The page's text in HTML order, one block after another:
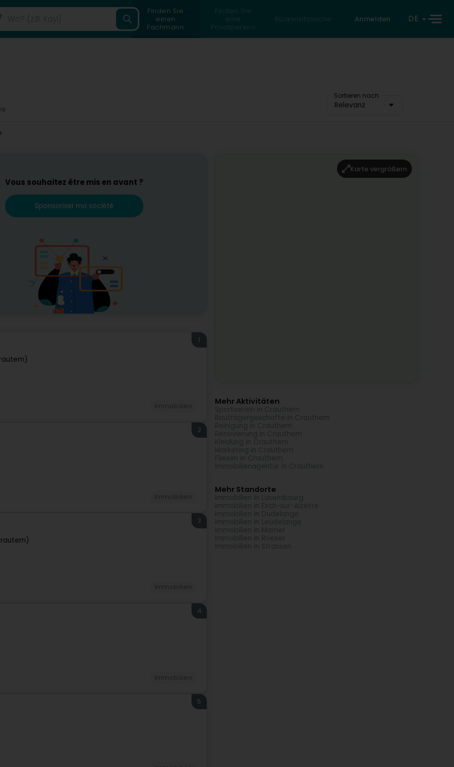
Finden Sie
einen
Fachmann
Finden Sie
eine
Privatperson
Rückwärtssuche Anmelden DE
Sortieren nach
Relevanz
Vous souhaitez être mis en avant ?
Sponsoriser ma société
1
2
3
4
5
Karte vergrößern
Mehr Aktivitäten
Mehr Standorte